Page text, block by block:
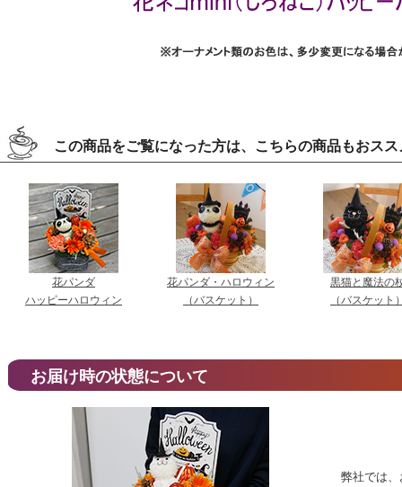
この商品をご覧になった方は、こちらの商品もおスス
花パンダ
ハッピーハロウィン
花パンダ・ハロウィン
（バスケット）
黒猫と魔法の
（バスケット
お届け時の状態について
弊社では